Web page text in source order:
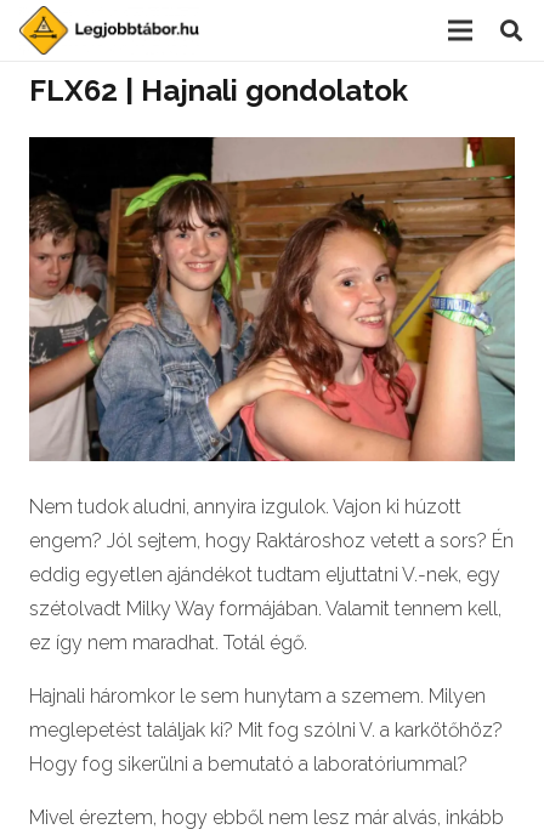
FLX62 | Hajnali gondolatok
Nem tudok aludni, annyira izgulok. Vajon ki húzott
engem? Jól sejtem, hogy Raktároshoz vetett a sors? Én
eddig egyetlen ajándékot tudtam eljuttatni V.-nek, egy
szétolvadt Milky Way formájában. Valamit tennem kell,
ez így nem maradhat. Totál égő.
Hajnali háromkor le sem hunytam a szemem. Milyen
meglepetést találjak ki? Mit fog szólni V. a karkötőhöz?
Hogy fog sikerülni a bemutató a laboratóriummal?
Mivel éreztem, hogy ebből nem lesz már alvás, inkább